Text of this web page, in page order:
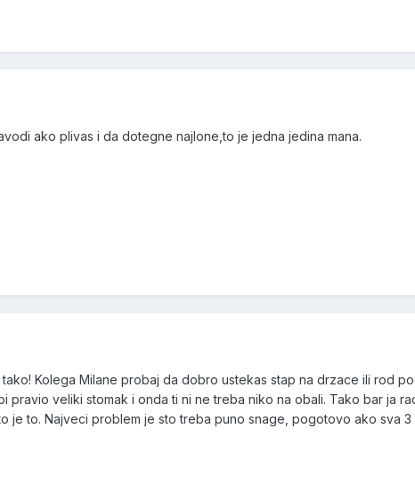
ako plivas i da dotegne najlone,to je jedna jedina mana.
tako! Kolega Milane probaj da dobro ustekas stap na drzace ili rod
pravio veliki stomak i onda ti ni ne treba niko na obali. Tako bar ja
je to. Najveci problem je sto treba puno snage, pogotovo ako sva 3